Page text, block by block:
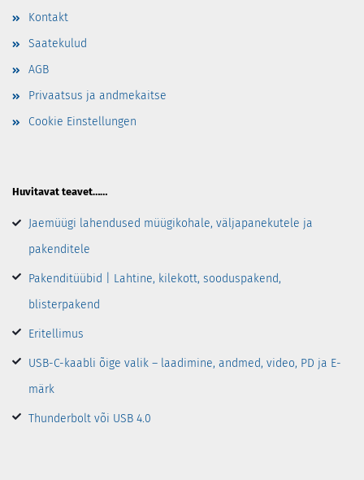
Kontakt
Saatekulud
AGB
Privaatsus ja andmekaitse
Cookie Einstellungen
Huvitavat teavet……
Jaemüügi lahendused müügikohale, väljapanekutele ja
pakenditele
Pakenditüübid | Lahtine, kilekott, sooduspakend,
blisterpakend
Eritellimus
USB-C-kaabli õige valik – laadimine, andmed, video, PD ja E-
märk
Thunderbolt või USB 4.0